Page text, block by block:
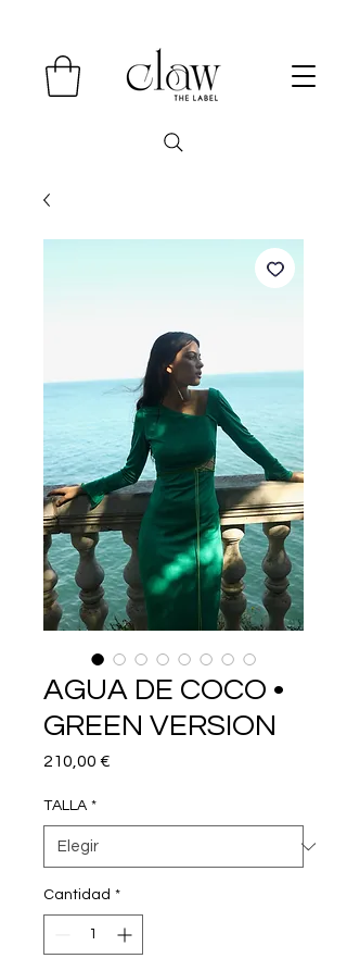
AGUA DE COCO •
GREEN VERSION
210,00 €
TALLA *
Cantidad *